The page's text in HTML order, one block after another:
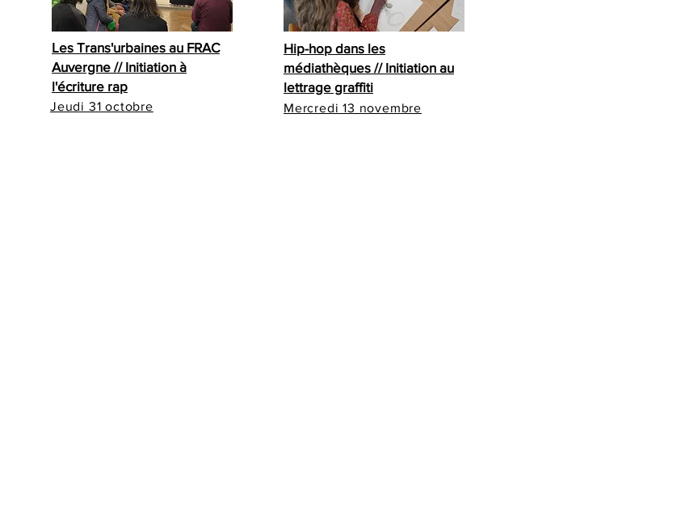
Les Trans'urbaines au FRAC
Auvergne // Initiation à
l'écriture rap
Jeudi 31 octobre
Hip-hop dans les
médiathèques // Initiation au
lettrage graffiti
Mercredi 13 novembre